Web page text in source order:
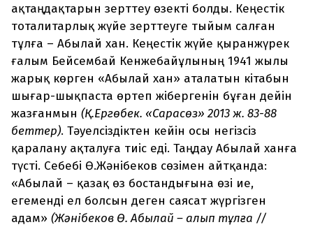
ақтаңдақтарын зерттеу өзекті болды. Кеңестік
тоталитарлық жүйе зерттеуге тыйым салған
тұлға – Абылай хан. Кеңестік жүйе қыранжүрек
ғалым Бейсембай Кенжебайұлының 1941 жылы
жарық көрген «Абылай хан» аталатын кітабын
шығар-шықпаста өртеп жібергенін бұған дейін
жазғанмын (Қ.Ергөбек. «Сарасөз» 2013 ж. 83-88
беттер). Тәуелсіздіктен кейін осы негізсіз
қаралану ақталуға тиіс еді. Таңдау Абылай ханға
түсті. Себебі Ө.Жәнібеков сөзімен айтқанда:
«Абылай – қазақ өз бостандығына өзі ие,
егеменді ел болсын деген саясат жүргізген
адам» (Жәнібеков Ө. Абылай – алып тұлға //